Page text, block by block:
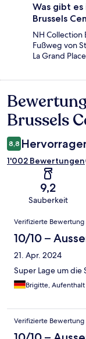
Was gibt
Brussels
NH Collection
Fußweg von
La Grand
Brussels
8,8
1'002 Bewertungen
9,2
Sauberkeit
Verifizierte Bewertung
10/10 –
21. Apr. 2024
Super Lage um die
Brigitte,
Verifizierte Bewertung